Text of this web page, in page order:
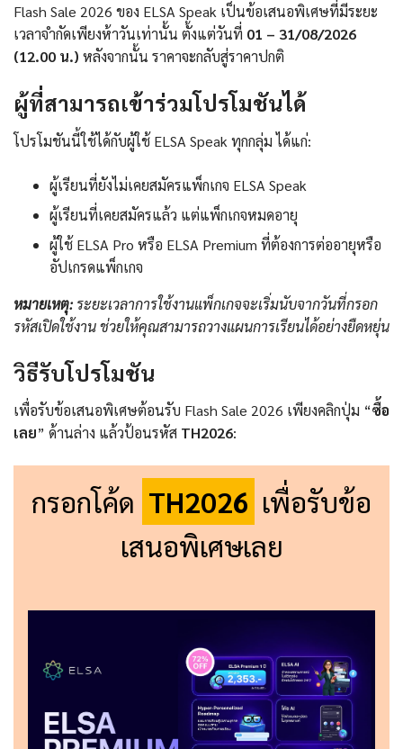
Flash Sale 2026 ของ ELSA Speak เป็นข้อเสนอพิเศษที่มีระยะ
เวลาจำกัดเพียงห้าวันเท่านั้น ตั้งแต่วันที่ 01 – 31/08/2026
(12.00 น.) หลังจากนั้น ราคาจะกลับสู่ราคาปกติ
ผู้ที่สามารถเข้าร่วมโปรโมชันได้
โปรโมชันนี้ใช้ได้กับผู้ใช้ ELSA Speak ทุกกลุ่ม ได้แก่:
ผู้เรียนที่ยังไม่เคยสมัครแพ็กเกจ ELSA Speak
ผู้เรียนที่เคยสมัครแล้ว แต่แพ็กเกจหมดอายุ
ผู้ใช้ ELSA Pro หรือ ELSA Premium ที่ต้องการต่ออายุหรือ
อัปเกรดแพ็กเกจ
หมายเหตุ: ระยะเวลาการใช้งานแพ็กเกจจะเริ่มนับจากวันที่กรอก
รหัสเปิดใช้งาน ช่วยให้คุณสามารถวางแผนการเรียนได้อย่างยืดหยุ่น
วิธีรับโปรโมชัน
เพื่อรับข้อเสนอพิเศษต้อนรับ Flash Sale 2026 เพียงคลิกปุ่ม “ซื้อ
เลย” ด้านล่าง แล้วป้อนรหัส TH2026:
กรอกโค้ด TH2026 เพื่อรับข้อ
เสนอพิเศษเลย